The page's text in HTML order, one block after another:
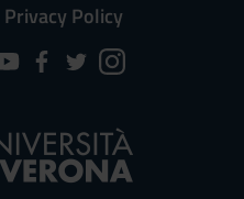
Privacy Policy